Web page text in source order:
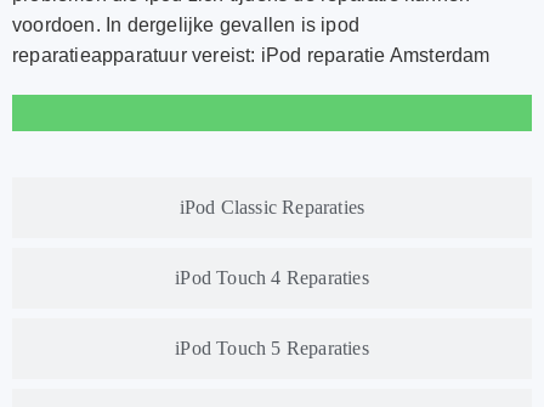
voordoen. In dergelijke gevallen is ipod
reparatieapparatuur vereist: iPod reparatie Amsterdam
iPod Classic Reparaties
iPod Touch 4 Reparaties
iPod Touch 5 Reparaties